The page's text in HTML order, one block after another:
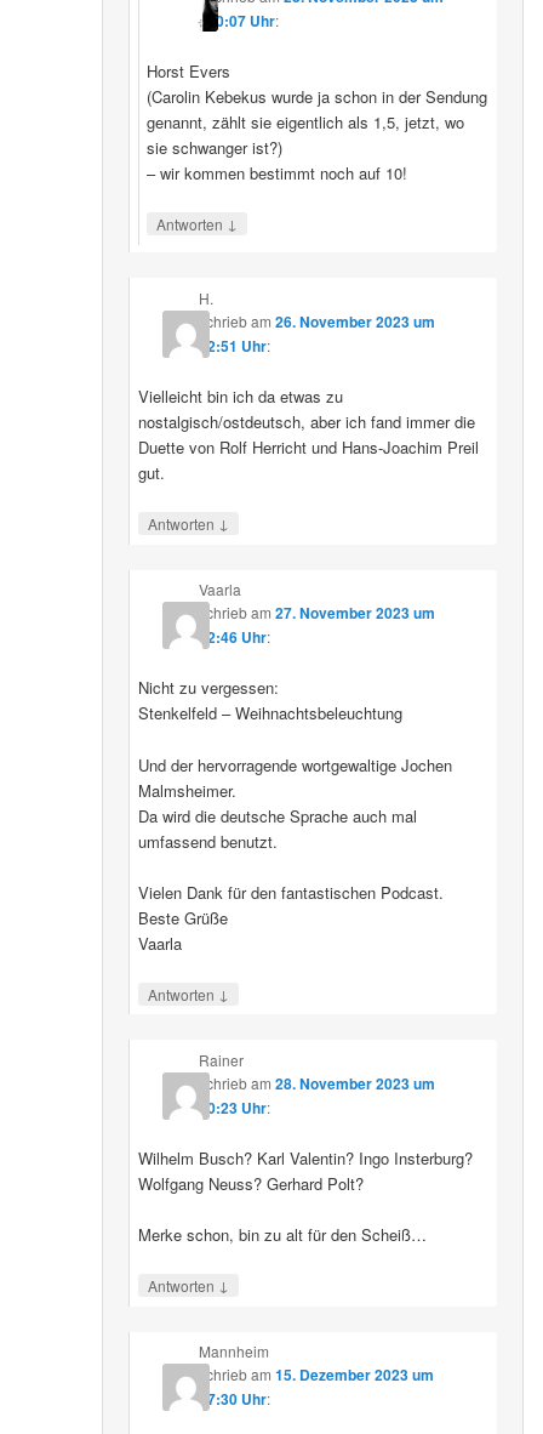
10:07 Uhr:
Horst Evers
(Carolin Kebekus wurde ja schon in der Sendung
genannt, zählt sie eigentlich als 1,5, jetzt, wo
sie schwanger ist?)
– wir kommen bestimmt noch auf 10!
Antworten ↓
H.
schriebam 26. November 2023 um
22:51 Uhr:
Vielleicht bin ich da etwas zu
nostalgisch/ostdeutsch, aber ich fand immer die
Duette von Rolf Herricht und Hans-Joachim Preil
gut.
Antworten ↓
Vaarla
schriebam 27. November 2023 um
22:46 Uhr:
Nicht zu vergessen:
Stenkelfeld – Weihnachtsbeleuchtung
Und der hervorragende wortgewaltige Jochen
Malmsheimer.
Da wird die deutsche Sprache auch mal
umfassend benutzt.
Vielen Dank für den fantastischen Podcast.
Beste Grüße
Vaarla
Antworten ↓
Rainer
schriebam 28. November 2023 um
00:23 Uhr:
Wilhelm Busch? Karl Valentin? Ingo Insterburg?
Wolfgang Neuss? Gerhard Polt?
Merke schon, bin zu alt für den Scheiß…
Antworten ↓
Mannheim
schriebam 15. Dezember 2023 um
17:30 Uhr: